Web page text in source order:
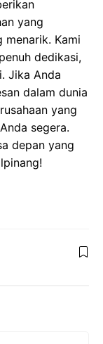
yang
menarik. Kami
dedikasi,
Jika Anda
dalam dunia
yang
segera.
depan yang